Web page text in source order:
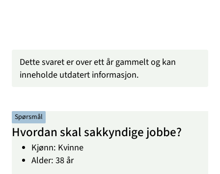
Dette svaret er over ett år gammelt og kan
inneholde utdatert informasjon.
Spørsmål
Hvordan skal sakkyndige jobbe?
Kjønn: Kvinne
Alder: 38 år